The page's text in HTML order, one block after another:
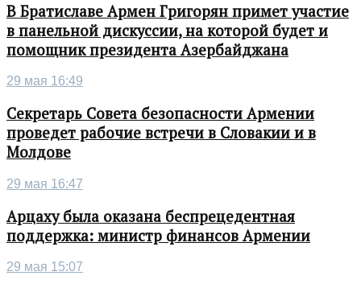
В Братиславе Армен Григорян примет участие
в панельной дискуссии, на которой будет и
помощник президента Азербайджана
29 мая 16:49
Секретарь Совета безопасности Армении
проведет рабочие встречи в Словакии и в
Молдове
29 мая 16:47
Арцаху была оказана беспрецедентная
поддержка: министр финансов Армении
29 мая 15:07